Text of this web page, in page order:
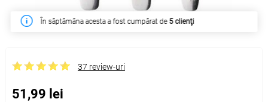
1/2
În săptămâna acesta a fost cumpărat de 5 clienţi
37 review-uri
51,99 lei